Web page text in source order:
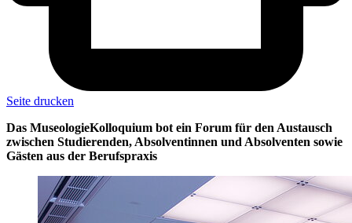
Seite drucken
Das MuseologieKolloquium bot ein Forum für den Austausch
zwischen Studierenden, Absolventinnen und Absolventen sowie
Gästen aus der Berufspraxis